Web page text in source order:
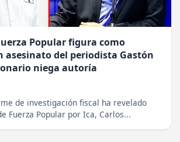
Popular figura como
asesinato del periodista Gastón
niega autoría
de investigación fiscal ha revelado
Fuerza Popular por Ica, Carlos...